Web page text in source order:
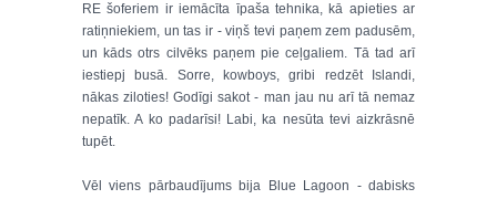
RE šoferiem ir iemācīta īpaša tehnika, kā apieties ar
ratiņniekiem, un tas ir - viņš tevi paņem zem padusēm,
un kāds otrs cilvēks paņem pie ceļgaliem. Tā tad arī
iestiepj busā. Sorre, kowboys, gribi redzēt Islandi,
nākas ziloties! Godīgi sakot - man jau nu arī tā nemaz
nepatīk. A ko padarīsi! Labi, ka nesūta tevi aizkrāsnē
tupēt.
Vēl viens pārbaudījums bija Blue Lagoon - dabisks